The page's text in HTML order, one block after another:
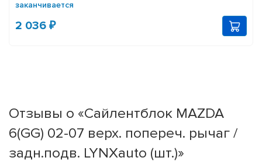
заканчивается
2 036 ₽
Отзывы о «Сайлентблок MAZDA
6(GG) 02-07 верх. попереч. рычаг /
задн.подв. LYNXauto (шт.)»